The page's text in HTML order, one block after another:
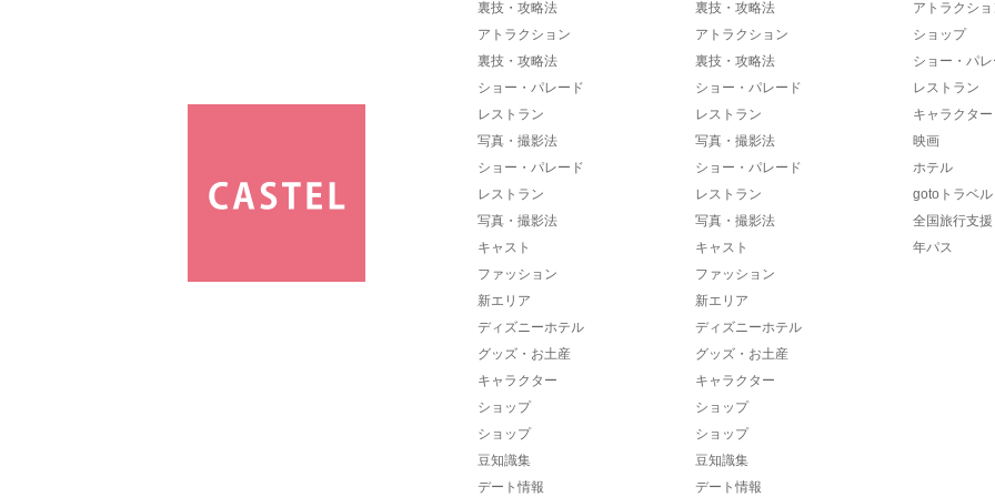
裏技・攻略法
アトラクション
裏技・攻略法
ショー・パレード
レストラン
写真・撮影法
ショー・パレード
レストラン
写真・撮影法
キャスト
ファッション
新エリア
ディズニーホテル
グッズ・お土産
キャラクター
ショップ
ショップ
豆知識集
デート情報
裏技・攻略法
アトラクション
裏技・攻略法
ショー・パレード
レストラン
写真・撮影法
ショー・パレード
レストラン
写真・撮影法
キャスト
ファッション
新エリア
ディズニーホテル
グッズ・お土産
キャラクター
ショップ
ショップ
豆知識集
デート情報
アトラクシ
ショップ
ショー・パ
レストラン
キャラクター
映画
ホテル
gotoトラベル
全国旅行支援
年パス